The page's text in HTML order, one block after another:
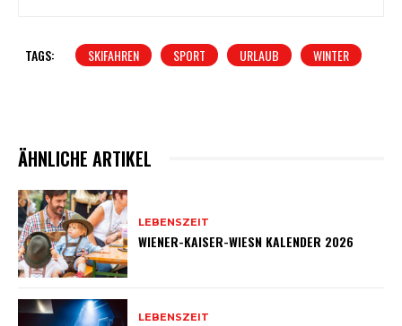
TAGS: SKIFAHREN SPORT URLAUB WINTER
ÄHNLICHE ARTIKEL
LEBENSZEIT
WIENER-KAISER-WIESN KALENDER 2026
LEBENSZEIT